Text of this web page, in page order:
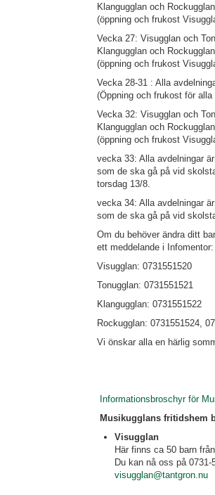
Klangugglan och
(öppning och frukost
Vecka 27: Visugglan och
Klangugglan och
(öppning och frukost
Vecka 28-31 : Alla
(Öppning och frukost för alla
Vecka 32: Visugglan och
Klangugglan och
(öppning och frukost
vecka 33: Alla avdelningar
som de ska gå på vid
torsdag 13/8.
vecka 34: Alla avdelningar
som de ska gå på vid
Om du behöver ändra ditt
ett meddelande i Infomentor:
Visugglan: 0731551520
Tonugglan: 0731551521
Klangugglan: 0731551522
Rockugglan: 0731551524,
Vi önskar alla en härlig
Informationsbroschyr för
Musikugglans fritidshem
Visugglan
Här finns ca 50 barn
Du kan nå oss på 0731-
visugglan@tantgron.nu